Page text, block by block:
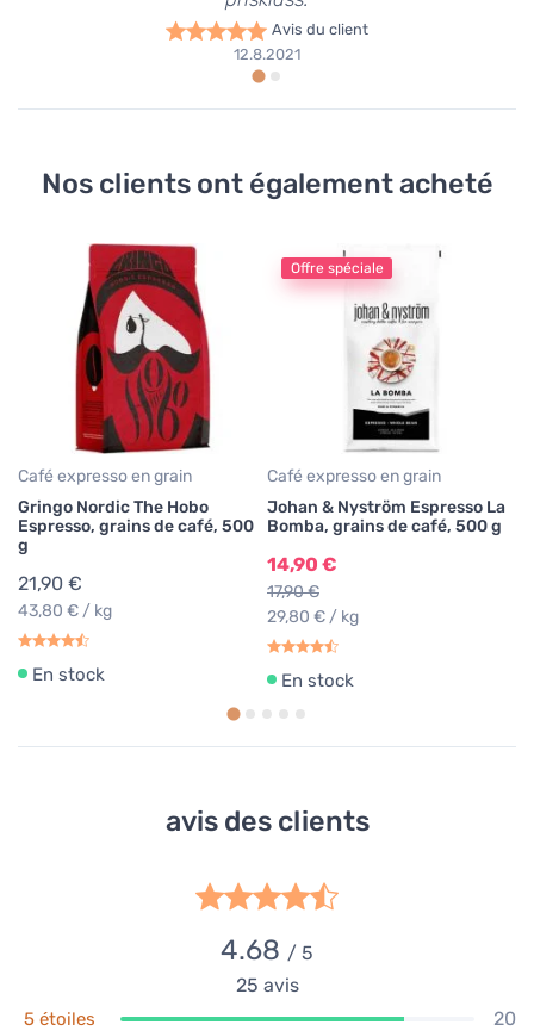
Avis du client
12.8.2021
Nos clients ont également acheté
Café expresso en grain
Gringo Nordic The Hobo
Espresso, grains de café, 500
g
21,90 €
43,80 € / kg
En stock
Offre spéciale
Café expresso en grain
Johan & Nyström Espresso La
Bomba, grains de café, 500 g
14,90 €
17,90 €
29,80 € / kg
En stock
avis des clients
4.68 / 5
25 avis
5 étoiles 20